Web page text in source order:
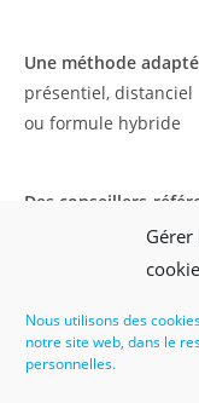
Nous utilisons des
notre site web, dans le
personnelles.
Une méthode
présentiel, distanciel
ou formule hybride
Des conseillers-
accompagnement